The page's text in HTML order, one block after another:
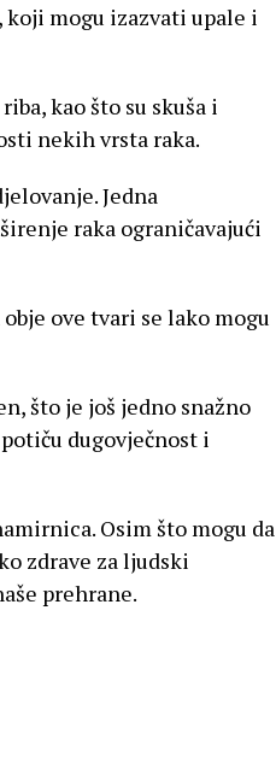
mogu izazvati upale i
kao što su skuša i
nekih vrsta raka.
Jedna
raka ograničavajući
ove tvari se lako mogu
što je još jedno snažno
dugovječnost i
Osim što mogu da
zdrave za ljudski
prehrane.